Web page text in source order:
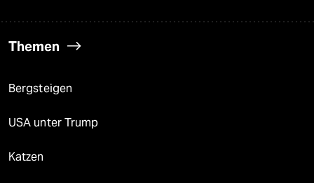
Themen
Bergsteigen
USA unter Trump
Katzen